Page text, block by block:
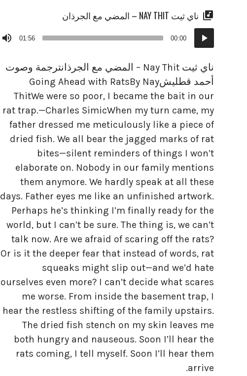
ناي ثيت NAY THIT – المضي مع الجرذان
مشغل
الصوت
00:00
01:56
ناي ثيت Nay Thit – المضي مع الجرذانترجمة وصوت
أحمد قطليشGoing Ahead with RatsBy Nay
ThitWe were so poor, I became the bait in our
rat trap.—Charles SimicWhen my turn came, my
father dressed me meticulously like a piece of
dried fish. We all bear the jagged marks of rat
bites—silent reminders of things I won’t
elaborate on. Nobody in our family mentions
them anymore. We hardly speak at all these
days. Father eyes me like an unfinished artwork.
Perhaps he’s thinking I’m finally ready for the
world, but I can’t be sure. The thing is, we can’t
talk now. Are we afraid of scaring off the rats?
Or is it the deeper fear that instead of words, rat
squeaks might slip out—and we’d hate
ourselves even more? I can’t decide what scares
me worse. From inside the basement trap, I
hear the restless shifting of the family upstairs.
The dried fish stench on my skin leaves me
both hungry and nauseous. Soon I’ll hear the
rats coming, I tell myself. Soon I’ll hear them
arrive.